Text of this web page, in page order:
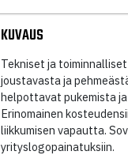
KUVAUS
Tekniset ja
joustavasta ja
helpottavat pukemista
Erinomainen
liikkumisen vapautta.
yrityslogopainatuksiin.